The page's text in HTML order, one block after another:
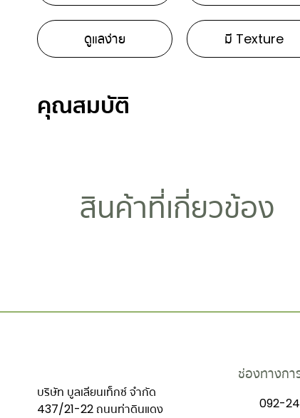
ดูแลง่าย มี Texture
คุณสมบัติ
สินค้าที่เกี่ยวข้อง
บริษัท บูลเลียนเท็กซ์ จำกัด
437/21-22 ถนนท่าดินแดง
ช่องทางก
092-